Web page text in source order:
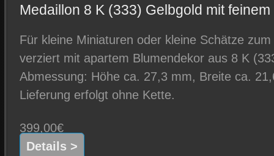
Medaillon 8 K (333) Gelbgold mit
Für kleine Miniaturen oder kleine Schätze
verziert mit apartem Blumendekor aus 8 K
Abmessung: Höhe ca. 27,3 mm, Breite ca.
Lieferung erfolgt ohne Kette.
399,00€
Details >